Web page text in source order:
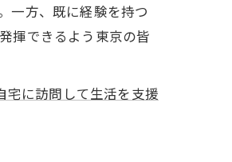
一方、既に経験を持つ
揮できるよう東京の皆
宅に訪問して生活を支援